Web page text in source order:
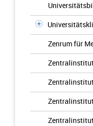
Zenrum für